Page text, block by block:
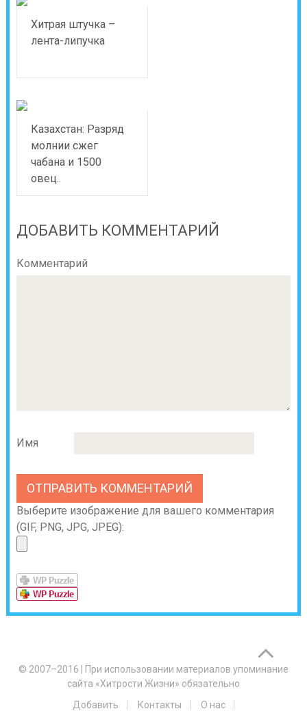
Хитрая штучка –
лента-липучка
Казахстан: Разряд
молнии сжег
чабана и 1500
овец..
ДОБАВИТЬ КОММЕНТАРИЙ
Комментарий
Имя
Выберите изображение для вашего комментария
(GIF, PNG, JPG, JPEG):
© 2007–2016
При использовании материалов упоминание
сайта «Хитрости Жизни» обязательно
Добавить
Контакты О нас